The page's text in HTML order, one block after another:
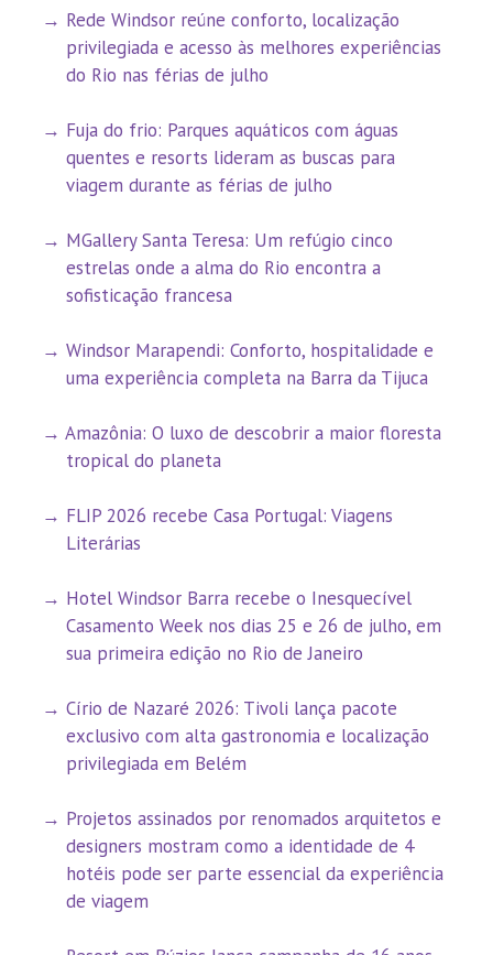
Rede Windsor reúne conforto, localização
privilegiada e acesso às melhores experiências
do Rio nas férias de julho
Fuja do frio: Parques aquáticos com águas
quentes e resorts lideram as buscas para
viagem durante as férias de julho
MGallery Santa Teresa: Um refúgio cinco
estrelas onde a alma do Rio encontra a
sofisticação francesa
Windsor Marapendi: Conforto, hospitalidade e
uma experiência completa na Barra da Tijuca
Amazônia: O luxo de descobrir a maior floresta
tropical do planeta
FLIP 2026 recebe Casa Portugal: Viagens
Literárias
Hotel Windsor Barra recebe o Inesquecível
Casamento Week nos dias 25 e 26 de julho, em
sua primeira edição no Rio de Janeiro
Círio de Nazaré 2026: Tivoli lança pacote
exclusivo com alta gastronomia e localização
privilegiada em Belém
Projetos assinados por renomados arquitetos e
designers mostram como a identidade de 4
hotéis pode ser parte essencial da experiência
de viagem